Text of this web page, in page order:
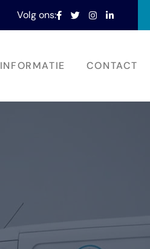
Volg ons:
INFORMATIE CONTACT